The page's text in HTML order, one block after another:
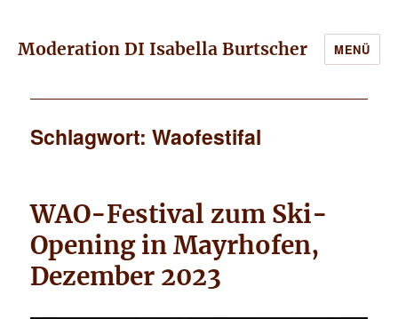
Moderation DI Isabella Burtscher MENÜ
Schlagwort: Waofestifal
WAO-Festival zum Ski-
Opening in Mayrhofen,
Dezember 2023